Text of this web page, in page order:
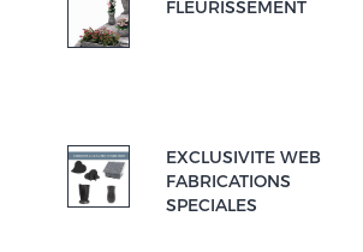
FLEURISSEMENT
EXCLUSIVITE WEB
FABRICATIONS
SPECIALES